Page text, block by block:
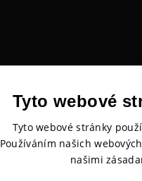
Tyto webové
Tyto webové stránky
Používáním našich
našimi